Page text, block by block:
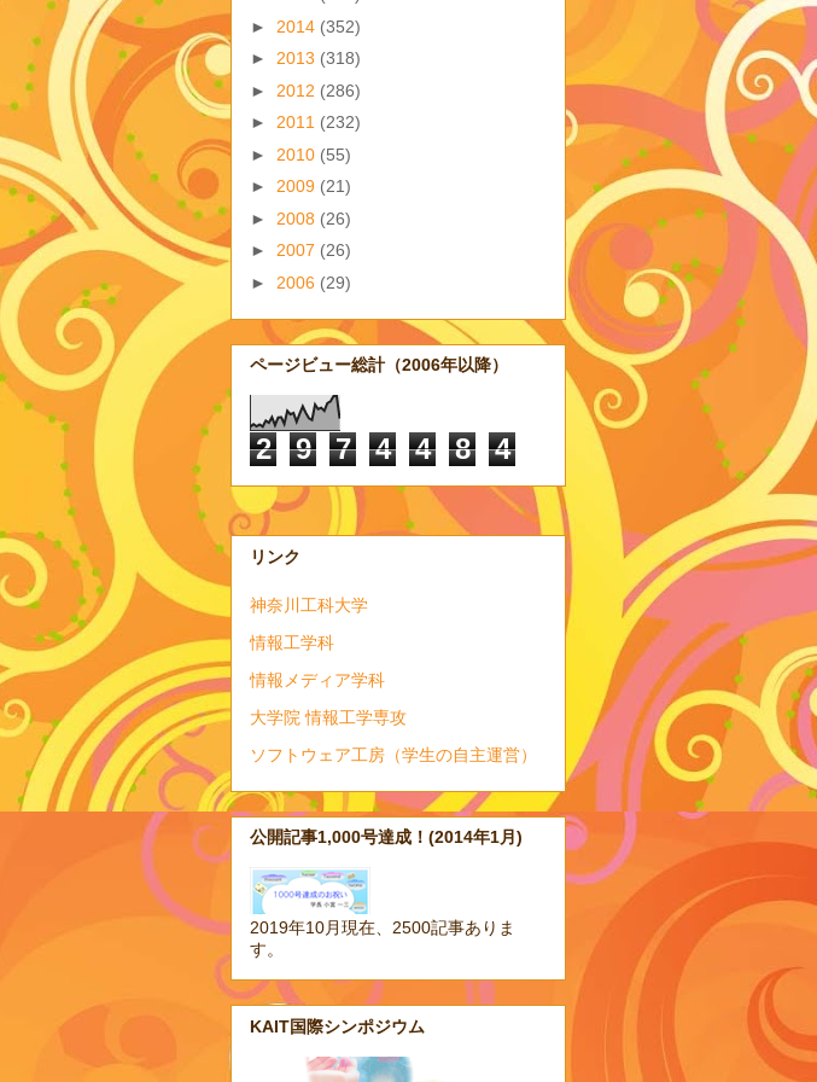
► 2014 (352)
► 2013 (318)
► 2012 (286)
► 2011 (232)
► 2010 (55)
► 2009 (21)
► 2008 (26)
► 2007 (26)
► 2006 (29)
ページビュー総計（2006年以降）
2 9 7 4 4 8 4
リンク
神奈川工科大学
情報工学科
情報メディア学科
大学院 情報工学専攻
ソフトウェア工房（学生の自主運営）
公開記事1,000号達成！(2014年1月)
2019年10月現在、2500記事ありま
す。
KAIT国際シンポジウム